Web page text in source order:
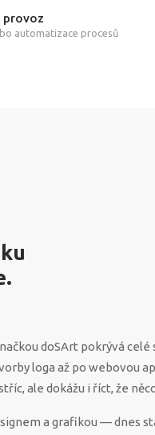
provoz
automatizace procesů
doSArt pokrývá
loga až po webovou
ale dokážu i říct, že
a grafikou — dnes